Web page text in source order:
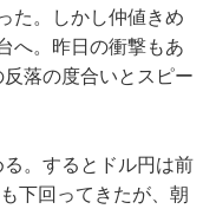
た。しかし仲値きめ
へ。昨日の衝撃もあ
落の度合いとスピー
。するとドル円は前
下回ってきたが、朝